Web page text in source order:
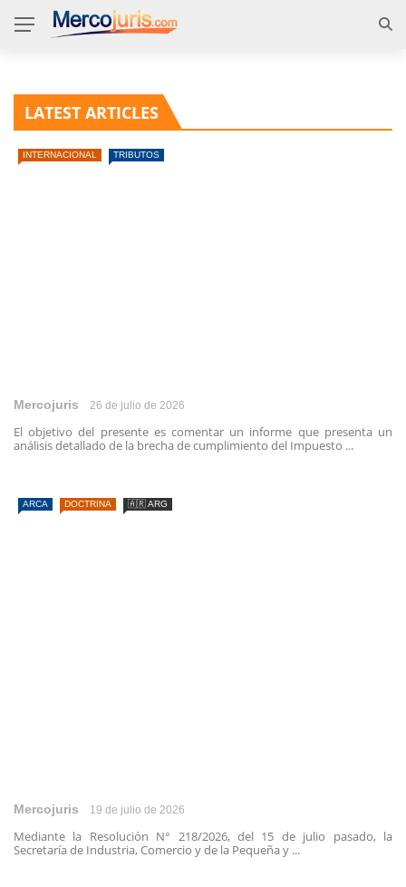
LATEST ARTICLES
INTERNACIONAL TRIBUTOS
Mercojuris 26 de julio de 2026
El objetivo del presente es comentar un informe que presenta un
análisis detallado de la brecha de cumplimiento del Impuesto ...
ARCA DOCTRINA 🇦🇷 ARG
Mercojuris 19 de julio de 2026
Mediante la Resolución N° 218/2026, del 15 de julio pasado, la
Secretaría de Industria, Comercio y de la Pequeña y ...